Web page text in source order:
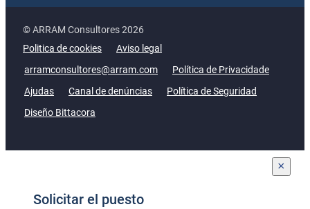
© ARRAM Consultores 2026
Politica de cookies
Aviso legal
arramconsultores@arram.com
Política de Privacidade
Ajudas
Canal de denúncias
Política de Seguridad
Diseño Bittacora
×
Solicitar el puesto